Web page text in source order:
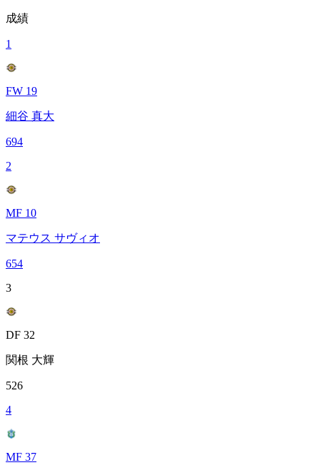
成績
1
FW 19
細谷 真大
694
2
MF 10
マテウス サヴィオ
654
3
DF 32
関根 大輝
526
4
MF 37